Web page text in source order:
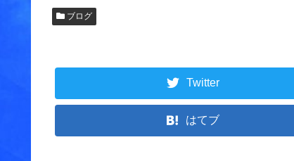
ブログ
Twitter
はてブ